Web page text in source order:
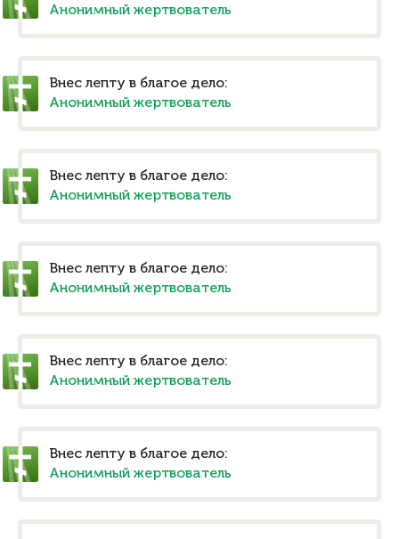
Анонимный жертвователь
Внес лепту в благое дело:
Анонимный жертвователь
Внес лепту в благое дело:
Анонимный жертвователь
Внес лепту в благое дело:
Анонимный жертвователь
Внес лепту в благое дело:
Анонимный жертвователь
Внес лепту в благое дело:
Анонимный жертвователь